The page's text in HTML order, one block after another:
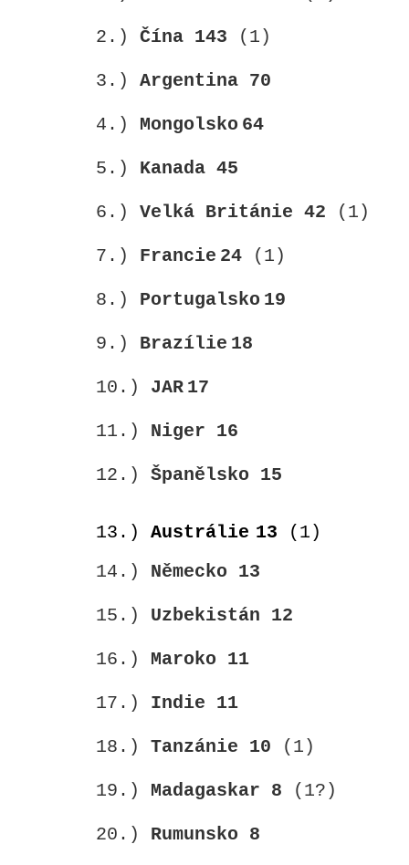
2.) Čína 143 (1)
3.) Argentina 70
4.) Mongolsko 64
5.) Kanada 45
6.) Velká Británie 42 (1)
7.) Francie 24 (1)
8.) Portugalsko 19
9.) Brazílie 18
10.) JAR 17
11.) Niger 16
12.) Španělsko 15
13.) Austrálie 13 (1)
14.) Německo 13
15.) Uzbekistán 12
16.) Maroko 11
17.) Indie 11
18.) Tanzánie 10 (1)
19.) Madagaskar 8 (1?)
20.) Rumunsko 8